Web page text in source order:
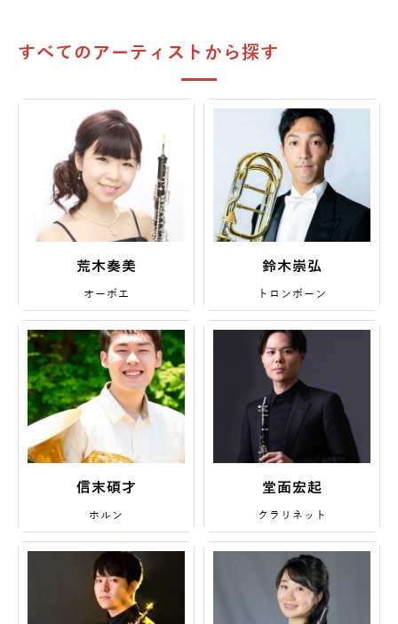
すべてのアーティストから探す
荒木奏美
オーボエ
鈴木崇弘
トロンボーン
信末碩才
ホルン
堂面宏起
クラリネット